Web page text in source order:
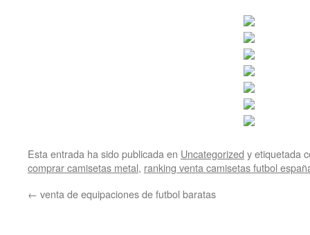
Esta entrada ha sido publicada en Uncategorized y etiquetada
comprar camisetas metal, ranking venta camisetas futbol
← venta de equipaciones de futbol baratas